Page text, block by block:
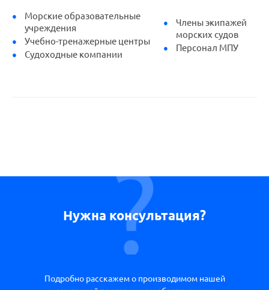
Морские образовательные
учреждения
Учебно-тренажерные центры
Судоходные компании
Члены экипажей
морских судов
Персонал МПУ
Нужна консультация?
Подробно расскажем о производимом нашей